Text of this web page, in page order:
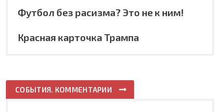
Футбол без расизма? Это не к ним!
Красная карточка Трампа
СОБЫТИЯ. КОММЕНТАРИИ